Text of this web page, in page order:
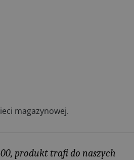
magazynowej.
produkt trafi do naszych